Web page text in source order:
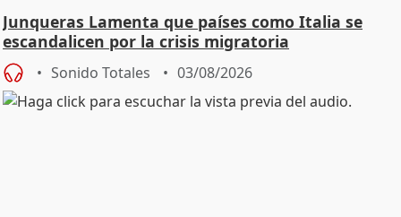
Junqueras Lamenta que países como Italia se
escandalicen por la crisis migratoria
Sonido Totales 03/08/2026